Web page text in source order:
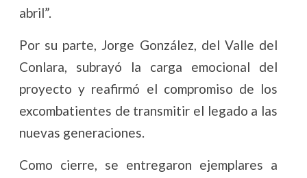
abril”.
Por su parte, Jorge González, del Valle del
Conlara, subrayó la carga emocional del
proyecto y reafirmó el compromiso de los
excombatientes de transmitir el legado a las
nuevas generaciones.
Como cierre, se entregaron ejemplares a